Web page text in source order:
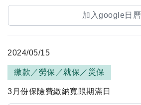
加入google日曆
2024/05/15
繳款／勞保／就保／災保
3月份保險費繳納寬限期滿日